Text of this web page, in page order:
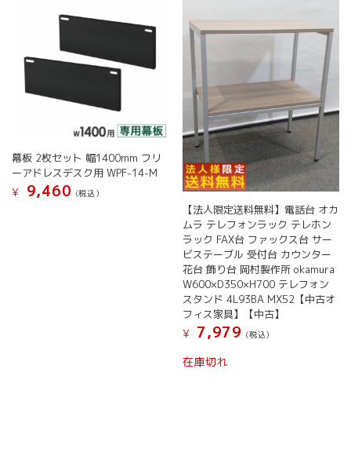
幕板 2枚セット 幅1400mm フリ
ーアドレスデスク用 WPF-14-M
¥
9,460 (税込）
【法人限定送料無料】電話台 オカ
ムラ テレフォンラック テレホン
ラック FAX台 ファックス台 サー
ビステーブル 受付台 カウンター
花台 飾り台 岡村製作所 okamura
W600×D350×H700 テレフォン
スタンド 4L93BA MX52【中古オ
フィス家具】【中古】
¥
7,979 (税込）
在庫切れ